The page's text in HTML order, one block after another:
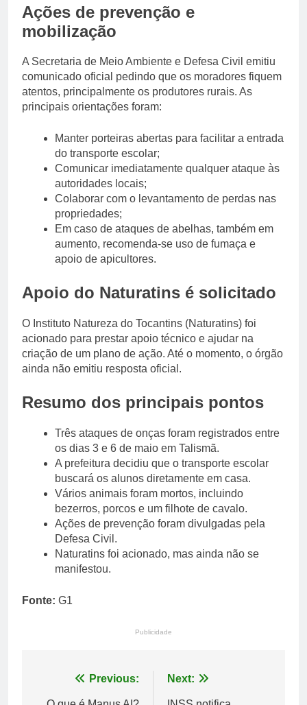
Ações de prevenção e
mobilização
A Secretaria de Meio Ambiente e Defesa Civil emitiu
comunicado oficial pedindo que os moradores fiquem
atentos, principalmente os produtores rurais. As
principais orientações foram:
Manter porteiras abertas para facilitar a entrada
do transporte escolar;
Comunicar imediatamente qualquer ataque às
autoridades locais;
Colaborar com o levantamento de perdas nas
propriedades;
Em caso de ataques de abelhas, também em
aumento, recomenda-se uso de fumaça e
apoio de apicultores.
Apoio do Naturatins é solicitado
O Instituto Natureza do Tocantins (Naturatins) foi
acionado para prestar apoio técnico e ajudar na
criação de um plano de ação. Até o momento, o órgão
ainda não emitiu resposta oficial.
Resumo dos principais pontos
Três ataques de onças foram registrados entre
os dias 3 e 6 de maio em Talismã.
A prefeitura decidiu que o transporte escolar
buscará os alunos diretamente em casa.
Vários animais foram mortos, incluindo
bezerros, porcos e um filhote de cavalo.
Ações de prevenção foram divulgadas pela
Defesa Civil.
Naturatins foi acionado, mas ainda não se
manifestou.
Fonte: G1
Publicidade
Navegação
Previous: Next: